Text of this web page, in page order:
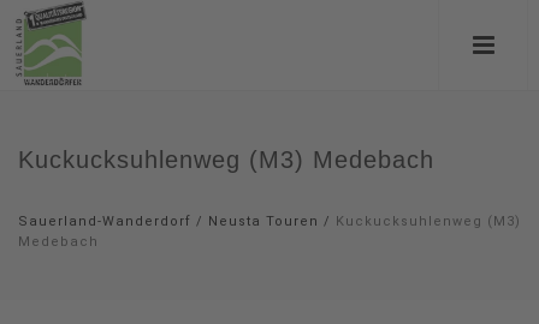
Kuckucksuhlenweg (M3) Medebach
Sauerland-Wanderdorf / Neusta Touren / Kuckucksuhlenweg (M3)
Medebach